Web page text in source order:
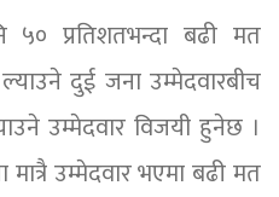
प्रतिशतभन्दा बढी मत
दुई जना उम्मेदवारबीच
उम्मेदवार विजयी हुनेछ ।
उम्मेदवार भएमा बढी मत